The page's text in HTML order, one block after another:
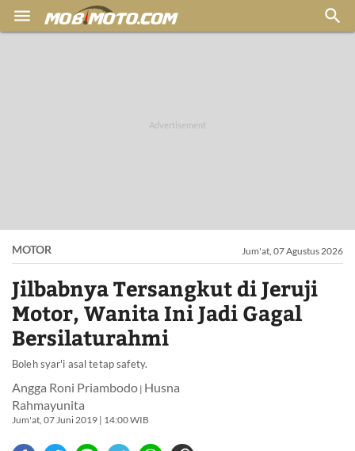
 
MOTOR Jum'at, 07 Agustus 2026
Jilbabnya Tersangkut di Jeruji
Motor, Wanita Ini Jadi Gagal
Bersilaturahmi
Boleh syar'i asal tetap safety.
Angga Roni Priambodo | Husna
Rahmayunita
Jum'at, 07 Juni 2019 | 14:00 WIB